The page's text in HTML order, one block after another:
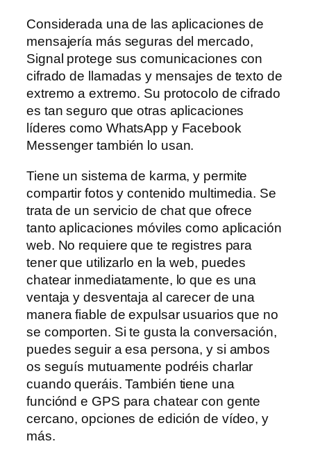
Considerada una de las aplicaciones de
mensajería más seguras del mercado,
Signal protege sus comunicaciones con
cifrado de llamadas y mensajes de texto de
extremo a extremo. Su protocolo de cifrado
es tan seguro que otras aplicaciones
líderes como WhatsApp y Facebook
Messenger también lo usan.
Tiene un sistema de karma, y permite
compartir fotos y contenido multimedia. Se
trata de un servicio de chat que ofrece
tanto aplicaciones móviles como aplicación
web. No requiere que te registres para
tener que utilizarlo en la web, puedes
chatear inmediatamente, lo que es una
ventaja y desventaja al carecer de una
manera fiable de expulsar usuarios que no
se comporten. Si te gusta la conversación,
puedes seguir a esa persona, y si ambos
os seguís mutuamente podréis charlar
cuando queráis. También tiene una
funciónd e GPS para chatear con gente
cercano, opciones de edición de vídeo, y
más.